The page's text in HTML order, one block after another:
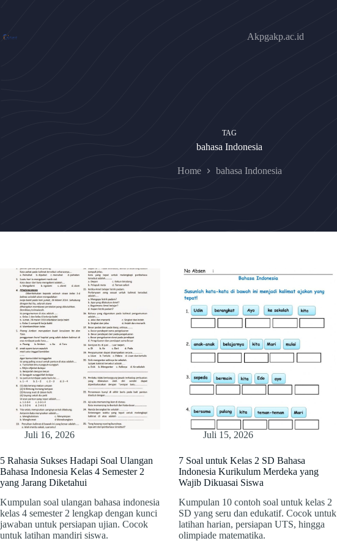
Akpgakp.ac.id
TAG
bahasa Indonesia
Home bahasa Indonesia
Juli 16, 2026
5 Rahasia Sukses Hadapi Soal Ulangan
Bahasa Indonesia Kelas 4 Semester 2
yang Jarang Diketahui
Kumpulan soal ulangan bahasa indonesia
kelas 4 semester 2 lengkap dengan kunci
jawaban untuk persiapan ujian. Cocok
untuk latihan mandiri siswa.
Juli 15, 2026
7 Soal untuk Kelas 2 SD Bahasa
Indonesia Kurikulum Merdeka yang
Wajib Dikuasai Siswa
Kumpulan 10 contoh soal untuk kelas 2
SD yang seru dan edukatif. Cocok untuk
latihan harian, persiapan UTS, hingga
olimpiade matematika.